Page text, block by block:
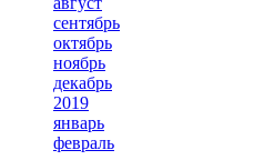
сентябрь
октябрь
ноябрь
декабрь
2019
январь
февраль